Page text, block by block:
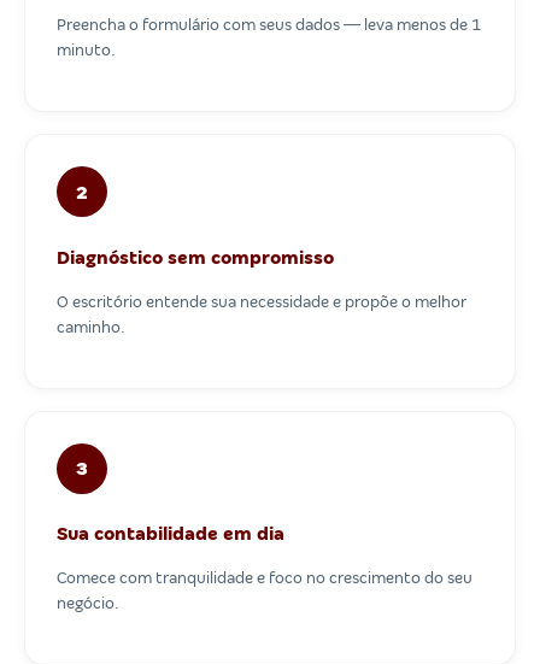
Preencha o formulário com seus dados — leva menos de 1
minuto.
2
Diagnóstico sem compromisso
O escritório entende sua necessidade e propõe o melhor
caminho.
3
Sua contabilidade em dia
Comece com tranquilidade e foco no crescimento do seu
negócio.